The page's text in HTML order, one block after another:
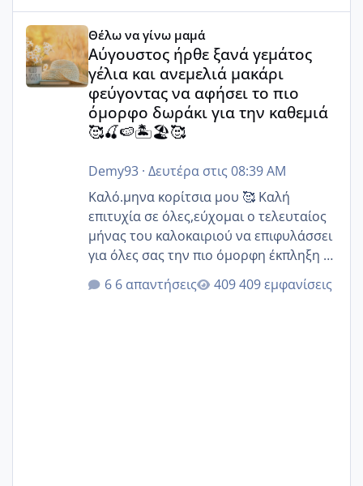
Αύγουστος ήρθε ξανά γεμάτος γέλια και ανεμελιά
Θέλω να γίνω μαμά
Αύγουστος ήρθε ξανά γεμάτος
γέλια και ανεμελιά μακάρι
φεύγοντας να αφήσει το πιο
όμορφο δωράκι για την καθεμιά
🥰🍒🍉🏝️🏖️🥰
Demy93· Δευτέρα στις 08:39 AM
Καλό.μηνα κορίτσια μου 🥰 Καλή
επιτυχία σε όλες,εύχομαι ο τελευταίος
μήνας του καλοκαιριού να επιφυλάσσει
για όλες σας την πιο όμορφη έκπληξη 🧿
@Elk @Melikara86 @Παρασκευαιδου
@Zenia z @melitiniღ @Christi.D.
6 απαντήσεις 409 εμφανίσεις